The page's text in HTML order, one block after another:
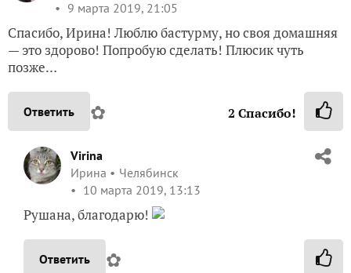
9 марта 2019, 21:05
Спасибо, Ирина! Люблю бастурму, но своя домашняя
— это здорово! Попробую сделать! Плюсик чуть
позже…
Ответить ✿ 2 Спасибо!
Virina
Ирина
Челябинск
10 марта 2019, 13:13
Рушана, благодарю!
Ответить ✿